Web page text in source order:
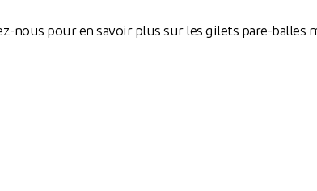
nous pour en savoir plus sur les gilets pare-balles